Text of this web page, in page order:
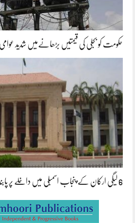
حکومت کو بجلی کی قیمتیں بڑھانےمیں شدید عوامی
6 لیگی ارکان کے پنجاب اسمبلی میں داخلے پر پابندی